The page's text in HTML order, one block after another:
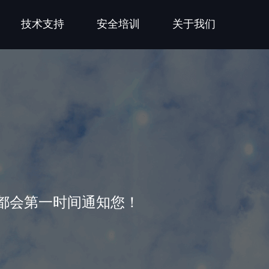
技术支持 安全培训 关于我们
第一时间通知您！